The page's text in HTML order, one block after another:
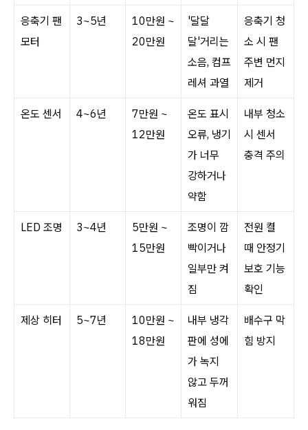
응축기 팬
모터
3~5년
10만원 ~
20만원
'달달
달'거리는
소음, 컴프
레셔 과열
응축기 청
소 시 팬
주변 먼지
제거
온도 센서 4~6년
7만원 ~
12만원
온도 표시
오류, 냉기
가 너무
강하거나
약함
내부 청소
시 센서
충격 주의
LED 조명 3~4년
5만원 ~
15만원
조명이 깜
빡이거나
일부만 켜
짐
전원 켤
때 안정기
보호 기능
확인
제상 히터 5~7년
10만원 ~
18만원
내부 냉각
판에 성에
가 녹지
않고 두꺼
워짐
배수구 막
힘 방지